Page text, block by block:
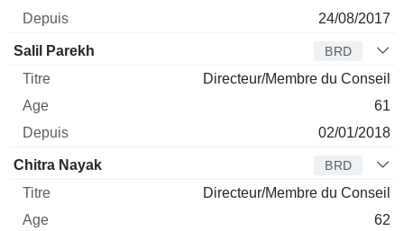
24/08/2017
Salil Parekh BRD
Directeur/Membre du Conseil
61
02/01/2018
Chitra Nayak BRD
Directeur/Membre du Conseil
62